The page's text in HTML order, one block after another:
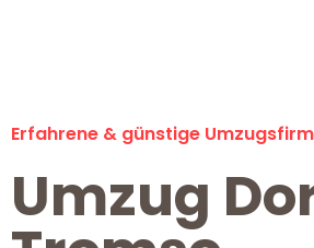
Erfahrene & günstige
Umzug